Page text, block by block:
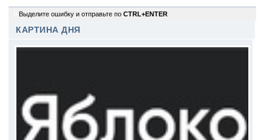
Выделите ошибку и отправьте по CTRL+ENTER
КАРТИНА ДНЯ